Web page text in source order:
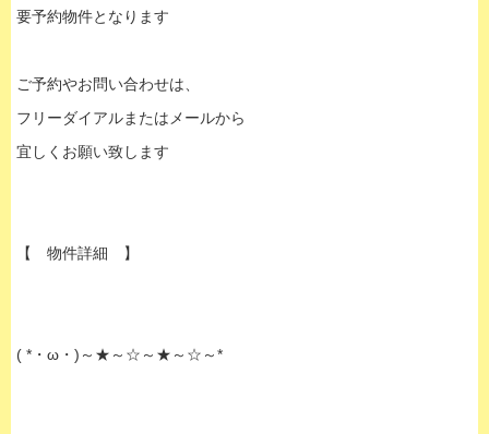
要予約物件となります
ご予約やお問い合わせは、
フリーダイアルまたはメールから
宜しくお願い致します
【 物件詳細 】
( *・ω・)～★～☆～★～☆～*